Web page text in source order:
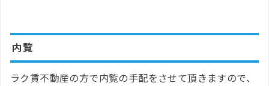
内覧
ラク賃不動産の方で内覧の手配をさせて頂きますので、